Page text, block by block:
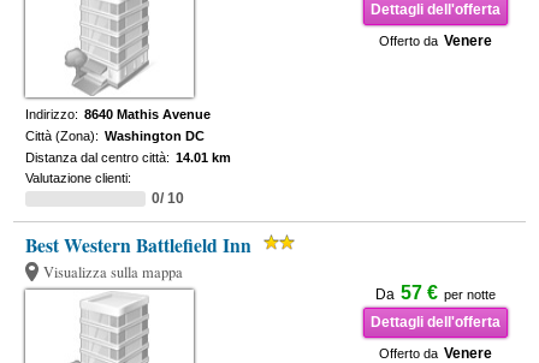
Dettagli dell'offerta
Offerto da Venere
Indirizzo: 8640 Mathis Avenue
Città (Zona): Washington DC
Distanza dal centro città: 14.01 km
Valutazione clienti:
0/ 10
Best Western Battlefield Inn
Visualizza sulla mappa
Da 57 € per notte
Dettagli dell'offerta
Offerto da Venere